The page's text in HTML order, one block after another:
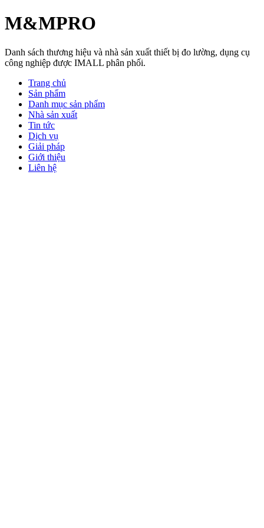
M&MPRO
Danh sách thương hiệu và nhà sản xuất thiết bị đo lường, dụng cụ
công nghiệp được IMALL phân phối.
Trang chủ
Sản phẩm
Danh mục sản phẩm
Nhà sản xuất
Tin tức
Dịch vụ
Giải pháp
Giới thiệu
Liên hệ